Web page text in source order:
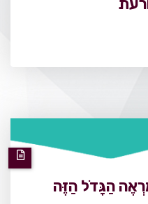
הַגָּדֹל הַזֶּה